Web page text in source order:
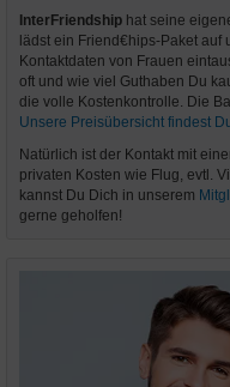
InterFriendship hat seine
lädst ein Friend€hips-Paket
Kontaktdaten von Frauen
oft und wie viel Guthaben Du
die volle Kostenkontrolle. Die
Unsere Preisübersicht findest
Natürlich ist der Kontakt mit
privaten Kosten wie Flug, evtl.
kannst Du Dich in unserem
gerne geholfen!